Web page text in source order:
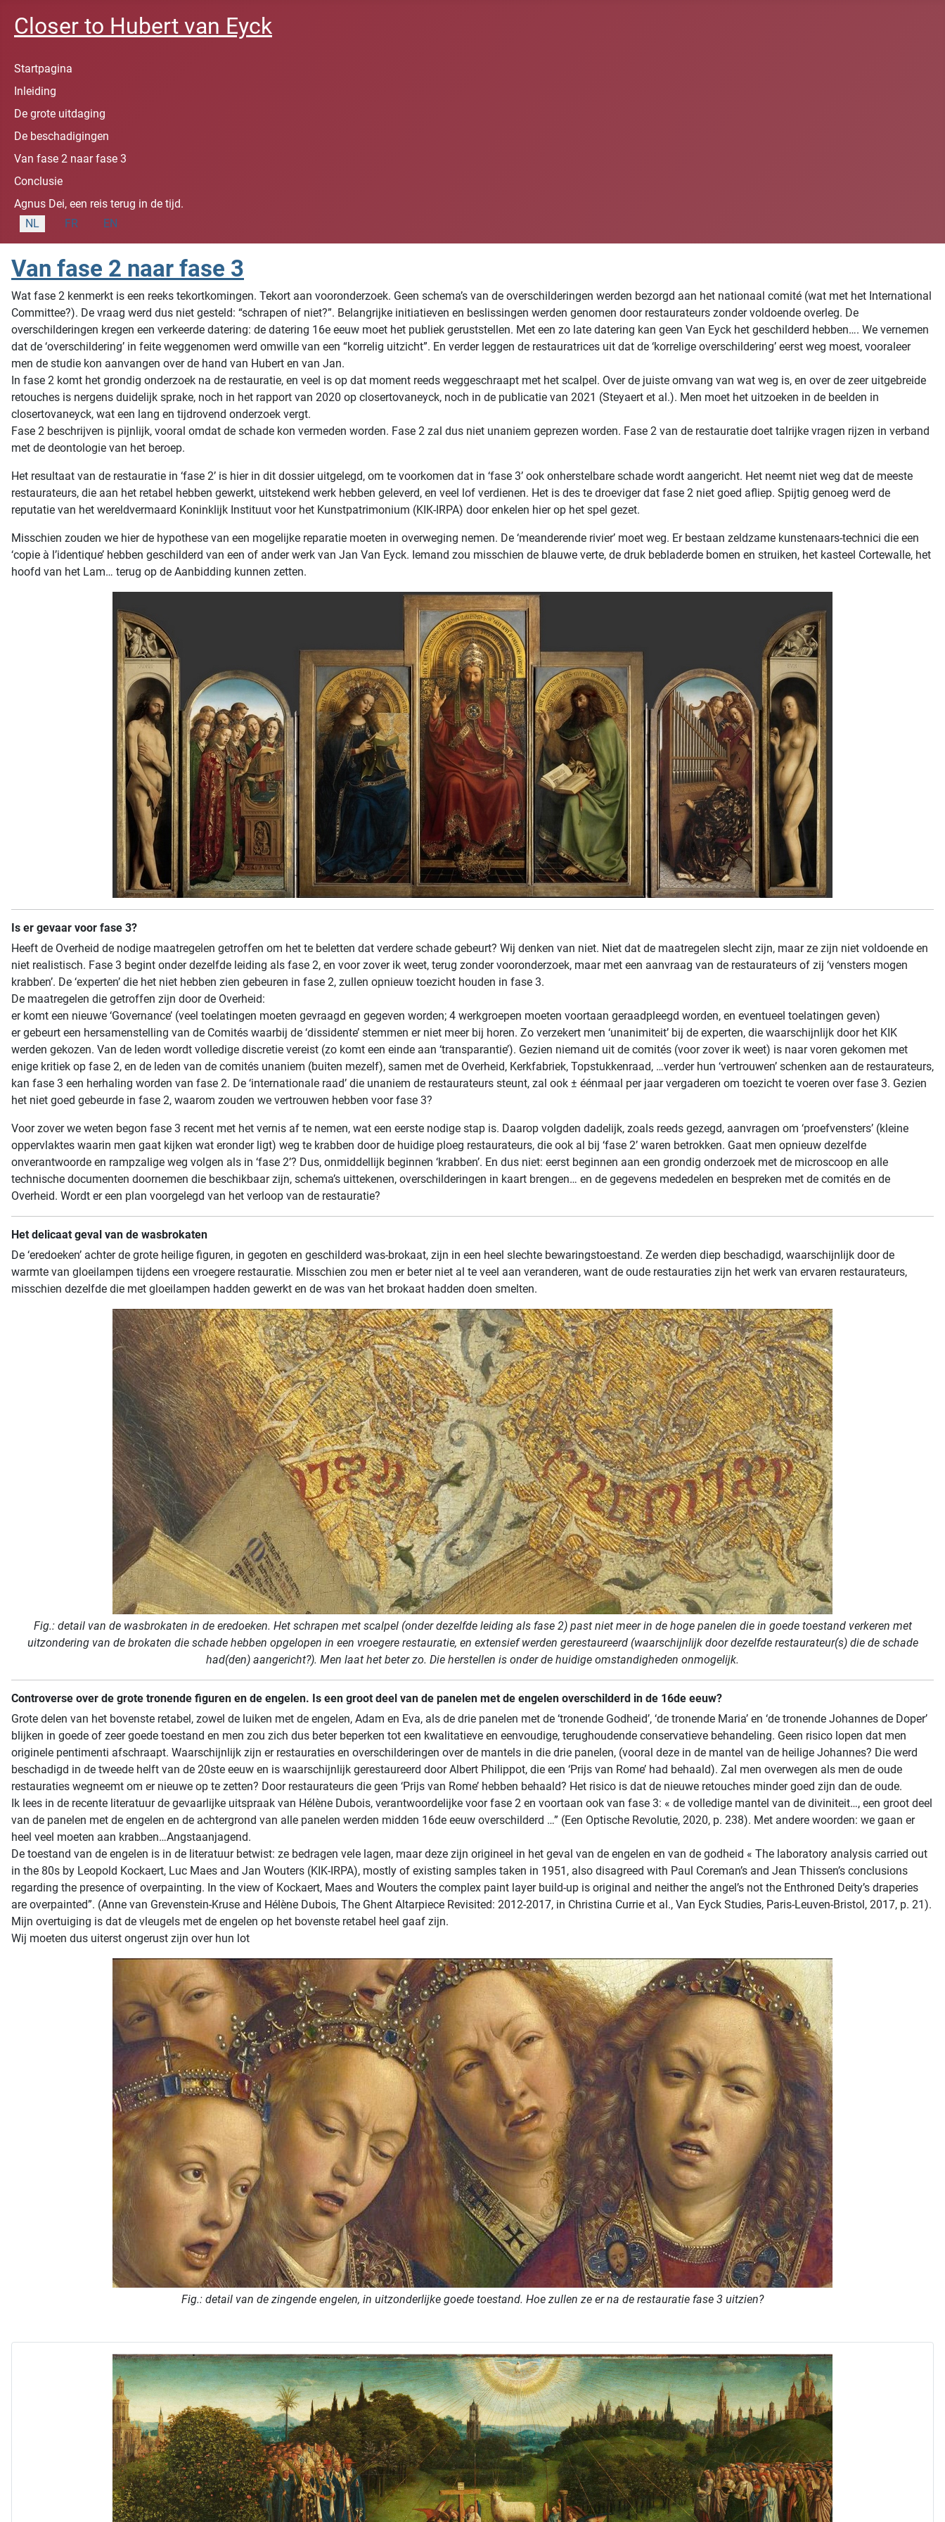
Closer to Hubert van Eyck
Startpagina
Inleiding
De grote uitdaging
De beschadigingen
Van fase 2 naar fase 3
Conclusie
Agnus Dei, een reis terug in de tijd.
Selecteer de taal
NL FR EN
Van fase 2 naar fase 3
Wat fase 2 kenmerkt is een reeks tekortkomingen. Tekort aan vooronderzoek. Geen schema’s van de overschilderingen werden bezorgd aan het nationaal comité (wat met het International
Committee?). De vraag werd dus niet gesteld: “schrapen of niet?”. Belangrijke initiatieven en beslissingen werden genomen door restaurateurs zonder voldoende overleg. De
overschilderingen kregen een verkeerde datering: de datering 16e eeuw moet het publiek geruststellen. Met een zo late datering kan geen Van Eyck het geschilderd hebben…. We vernemen
dat de ‘overschildering’ in feite weggenomen werd omwille van een “korrelig uitzicht”. En verder leggen de restauratrices uit dat de ‘korrelige overschildering’ eerst weg moest, vooraleer
men de studie kon aanvangen over de hand van Hubert en van Jan.
In fase 2 komt het grondig onderzoek na de restauratie, en veel is op dat moment reeds weggeschraapt met het scalpel. Over de juiste omvang van wat weg is, en over de zeer uitgebreide
retouches is nergens duidelijk sprake, noch in het rapport van 2020 op closertovaneyck, noch in de publicatie van 2021 (Steyaert et al.). Men moet het uitzoeken in de beelden in
closertovaneyck, wat een lang en tijdrovend onderzoek vergt.
Fase 2 beschrijven is pijnlijk, vooral omdat de schade kon vermeden worden. Fase 2 zal dus niet unaniem geprezen worden. Fase 2 van de restauratie doet talrijke vragen rijzen in verband
met de deontologie van het beroep.
Het resultaat van de restauratie in ‘fase 2’ is hier in dit dossier uitgelegd, om te voorkomen dat in ‘fase 3’ ook onherstelbare schade wordt aangericht. Het neemt niet weg dat de meeste
restaurateurs, die aan het retabel hebben gewerkt, uitstekend werk hebben geleverd, en veel lof verdienen. Het is des te droeviger dat fase 2 niet goed afliep. Spijtig genoeg werd de
reputatie van het wereldvermaard Koninklijk Instituut voor het Kunstpatrimonium (KIK-IRPA) door enkelen hier op het spel gezet.
Misschien zouden we hier de hypothese van een mogelijke reparatie moeten in overweging nemen. De ‘meanderende rivier’ moet weg. Er bestaan zeldzame kunstenaars-technici die een
‘copie à l’identique’ hebben geschilderd van een of ander werk van Jan Van Eyck. Iemand zou misschien de blauwe verte, de druk bebladerde bomen en struiken, het kasteel Cortewalle, het
hoofd van het Lam… terug op de Aanbidding kunnen zetten.
Is er gevaar voor fase 3?
Heeft de Overheid de nodige maatregelen getroffen om het te beletten dat verdere schade gebeurt? Wij denken van niet. Niet dat de maatregelen slecht zijn, maar ze zijn niet voldoende en
niet realistisch. Fase 3 begint onder dezelfde leiding als fase 2, en voor zover ik weet, terug zonder vooronderzoek, maar met een aanvraag van de restaurateurs of zij ‘vensters mogen
krabben’. De ‘experten’ die het niet hebben zien gebeuren in fase 2, zullen opnieuw toezicht houden in fase 3.
De maatregelen die getroffen zijn door de Overheid:
er komt een nieuwe ‘Governance’ (veel toelatingen moeten gevraagd en gegeven worden; 4 werkgroepen moeten voortaan geraadpleegd worden, en eventueel toelatingen geven)
er gebeurt een hersamenstelling van de Comités waarbij de ‘dissidente’ stemmen er niet meer bij horen. Zo verzekert men ‘unanimiteit’ bij de experten, die waarschijnlijk door het KIK
werden gekozen. Van de leden wordt volledige discretie vereist (zo komt een einde aan ‘transparantie’). Gezien niemand uit de comités (voor zover ik weet) is naar voren gekomen met
enige kritiek op fase 2, en de leden van de comités unaniem (buiten mezelf), samen met de Overheid, Kerkfabriek, Topstukkenraad, …verder hun ‘vertrouwen’ schenken aan de restaurateurs,
kan fase 3 een herhaling worden van fase 2. De ‘internationale raad’ die unaniem de restaurateurs steunt, zal ook ± éénmaal per jaar vergaderen om toezicht te voeren over fase 3. Gezien
het niet goed gebeurde in fase 2, waarom zouden we vertrouwen hebben voor fase 3?
Voor zover we weten begon fase 3 recent met het vernis af te nemen, wat een eerste nodige stap is. Daarop volgden dadelijk, zoals reeds gezegd, aanvragen om ‘proefvensters’ (kleine
oppervlaktes waarin men gaat kijken wat eronder ligt) weg te krabben door de huidige ploeg restaurateurs, die ook al bij ‘fase 2’ waren betrokken. Gaat men opnieuw dezelfde
onverantwoorde en rampzalige weg volgen als in ‘fase 2’? Dus, onmiddellijk beginnen ‘krabben’. En dus niet: eerst beginnen aan een grondig onderzoek met de microscoop en alle
technische documenten doornemen die beschikbaar zijn, schema’s uittekenen, overschilderingen in kaart brengen… en de gegevens mededelen en bespreken met de comités en de
Overheid. Wordt er een plan voorgelegd van het verloop van de restauratie?
Het delicaat geval van de wasbrokaten
De ‘eredoeken’ achter de grote heilige figuren, in gegoten en geschilderd was-brokaat, zijn in een heel slechte bewaringstoestand. Ze werden diep beschadigd, waarschijnlijk door de
warmte van gloeilampen tijdens een vroegere restauratie. Misschien zou men er beter niet al te veel aan veranderen, want de oude restauraties zijn het werk van ervaren restaurateurs,
misschien dezelfde die met gloeilampen hadden gewerkt en de was van het brokaat hadden doen smelten.
Fig.: detail van de wasbrokaten in de eredoeken. Het schrapen met scalpel (onder dezelfde leiding als fase 2) past niet meer in de hoge panelen die in goede toestand verkeren met
uitzondering van de brokaten die schade hebben opgelopen in een vroegere restauratie, en extensief werden gerestaureerd (waarschijnlijk door dezelfde restaurateur(s) die de schade
had(den) aangericht?). Men laat het beter zo. Die herstellen is onder de huidige omstandigheden onmogelijk.
Controverse over de grote tronende figuren en de engelen. Is een groot deel van de panelen met de engelen overschilderd in de 16de eeuw?
Grote delen van het bovenste retabel, zowel de luiken met de engelen, Adam en Eva, als de drie panelen met de ‘tronende Godheid’, ‘de tronende Maria’ en ‘de tronende Johannes de Doper’
blijken in goede of zeer goede toestand en men zou zich dus beter beperken tot een kwalitatieve en eenvoudige, terughoudende conservatieve behandeling. Geen risico lopen dat men
originele pentimenti afschraapt. Waarschijnlijk zijn er restauraties en overschilderingen over de mantels in die drie panelen, (vooral deze in de mantel van de heilige Johannes? Die werd
beschadigd in de tweede helft van de 20ste eeuw en is waarschijnlijk gerestaureerd door Albert Philippot, die een ‘Prijs van Rome’ had behaald). Zal men overwegen als men de oude
restauraties wegneemt om er nieuwe op te zetten? Door restaurateurs die geen ‘Prijs van Rome’ hebben behaald? Het risico is dat de nieuwe retouches minder goed zijn dan de oude.
Ik lees in de recente literatuur de gevaarlijke uitspraak van Hélène Dubois, verantwoordelijke voor fase 2 en voortaan ook van fase 3: « de volledige mantel van de diviniteit…, een groot deel
van de panelen met de engelen en de achtergrond van alle panelen werden midden 16de eeuw overschilderd …” (Een Optische Revolutie, 2020, p. 238). Met andere woorden: we gaan er
heel veel moeten aan krabben…Angstaanjagend.
De toestand van de engelen is in de literatuur betwist: ze bedragen vele lagen, maar deze zijn origineel in het geval van de engelen en van de godheid « The laboratory analysis carried out
in the 80s by Leopold Kockaert, Luc Maes and Jan Wouters (KIK-IRPA), mostly of existing samples taken in 1951, also disagreed with Paul Coreman’s and Jean Thissen’s conclusions
regarding the presence of overpainting. In the view of Kockaert, Maes and Wouters the complex paint layer build-up is original and neither the angel’s not the Enthroned Deity’s draperies
are overpainted”. (Anne van Grevenstein-Kruse and Hélène Dubois, The Ghent Altarpiece Revisited: 2012-2017, in Christina Currie et al., Van Eyck Studies, Paris-Leuven-Bristol, 2017, p. 21).
Mijn overtuiging is dat de vleugels met de engelen op het bovenste retabel heel gaaf zijn.
Wij moeten dus uiterst ongerust zijn over hun lot
Fig.: detail van de zingende engelen, in uitzonderlijke goede toestand. Hoe zullen ze er na de restauratie fase 3 uitzien?